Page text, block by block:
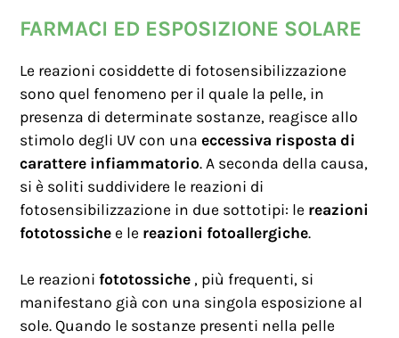
FARMACI ED ESPOSIZIONE SOLARE
Le reazioni cosiddette di fotosensibilizzazione
sono quel fenomeno per il quale la pelle, in
presenza di determinate sostanze, reagisce allo
stimolo degli UV con unaeccessiva risposta di
carattere infiammatorio. A seconda della causa,
si è soliti suddividere le reazioni di
fotosensibilizzazione in due sottotipi: le reazioni
fototossiche e le reazioni fotoallergiche.
Le reazionifototossiche , più frequenti, si
manifestano già con una singola esposizione al
sole. Quando le sostanze presenti nella pelle